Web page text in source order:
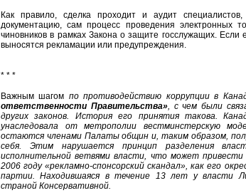
Как правило, сделка проходит и аудит
документацию, сам процесс проведения электронных
чиновников в рамках Закона о защите госслужащих.
выносятся рекламации или предупреждения.
* * *
Важным шагом по противодействию коррупции в
ответственности Правительства», с чем были
других законов. История его принятия такова.
унаследовала от метрополии вестминстерскую
остаются членами Палаты общин и, таким образом,
себя. Этим нарушается принцип разделения
исполнительной ветвями власти, что может привести
2006 году «рекламно-спонсорский скандал», как его
партии. Находившаяся в течение 13 лет у власти
страной Консервативной.